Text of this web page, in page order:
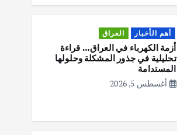
أهم الأخبار العراق
أزمة الكهرباء في العراق… قراءة
تحليلية في جذور المشكلة وحلولها
المستدامة
أغسطس 5, 2026